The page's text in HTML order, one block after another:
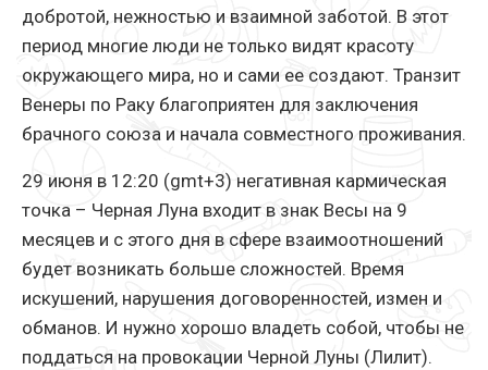
добротой, нежностью и взаимной заботой. В этот
период многие люди не только видят красоту
окружающего мира, но и сами ее создают. Транзит
Венеры по Раку благоприятен для заключения
брачного союза и начала совместного проживания.
29 июня в 12:20 (gmt+3) негативная кармическая
точка – Черная Луна входит в знак Весы на 9
месяцев и с этого дня в сфере взаимоотношений
будет возникать больше сложностей. Время
искушений, нарушения договоренностей, измен и
обманов. И нужно хорошо владеть собой, чтобы не
поддаться на провокации Черной Луны (Лилит).